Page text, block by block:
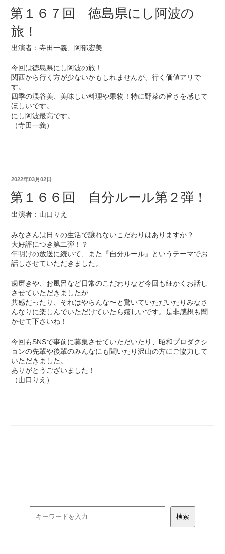
第１６７回 徳島県にし阿波の
旅！
出演者：寺田一義、阿部宏美
今回は徳島県にし阿波の旅！
関西から行く方が少ないかもしれませんが、行く価値アリで
す。
四季の渓谷美、美味しい料理や果物！特に野菜の旨さを感じて
ほしいです。
にし阿波最高です。
（寺田一義）
2022年03月02日
第１６６回 自分ルール第２弾！
出演者：山口りえ
みなさんは日々の生活で譲れないこだわりはありますか？
大好評につき第二弾！？
年明けの放送に続いて、また『自分ルール』というテーマでお
話しさせていただきました。
歯磨きや、お風呂など日常のこだわりなど今回も細かくお話し
させていただきましたが
共感だったり、それはやらんな〜と驚いていただいたりみなさ
んなりに楽しんでいただけていたら嬉しいです。是非感想も聞
かせて下さいね！
今回もSNSで事前に募集させていただいたり、昭和プロダクシ
ョンの先輩や後輩のみんなにも聞いたり沢山の方にご協力して
いただきました。
ありがとうございました！
（山口りえ）